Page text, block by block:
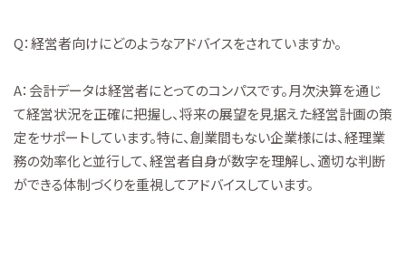
Q：経営者向けにどのようなアドバイスをされていますか。
A：会計データは経営者にとってのコンパスです。月次決算を通じ
て経営状況を正確に把握し、将来の展望を見据えた経営計画の策
定をサポートしています。特に、創業間もない企業様には、経理業
務の効率化と並行して、経営者自身が数字を理解し、適切な判断
ができる体制づくりを重視してアドバイスしています。